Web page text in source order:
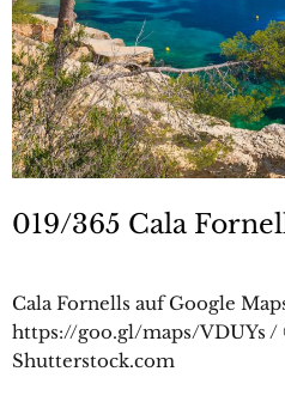
019/365 Cala
Cala Fornells auf Google
https://goo.gl/maps/VDUYs /
Shutterstock.com